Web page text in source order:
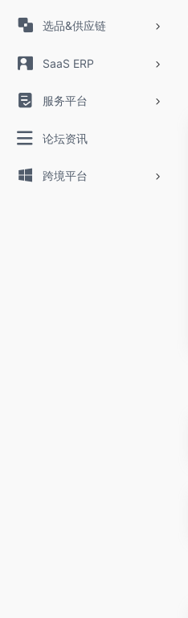
选品&供应链
SaaS ERP
服务平台
论坛资讯
跨境平台